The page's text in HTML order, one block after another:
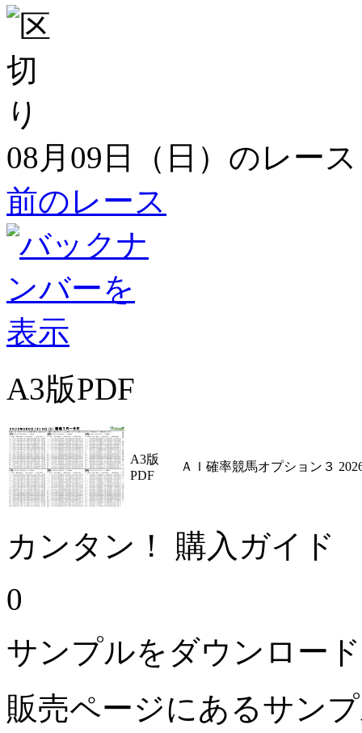
08月09日（日）のレース
前のレース
A3版PDF
A3版
PDF
ＡＩ確率競馬オプション３
カンタン！ 購入ガイド
0
サンプルをダウンロー
販売ページにあるサン